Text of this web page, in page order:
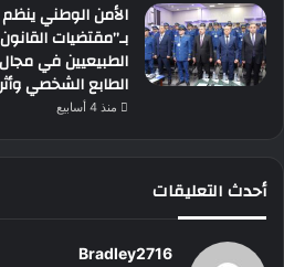
الأمن الوطني
بـ”مقتضيات
الطبيعيين في
الطابع الشخصي
منذ 4 أسابيع
أحدث التعليقات
Bradley2716